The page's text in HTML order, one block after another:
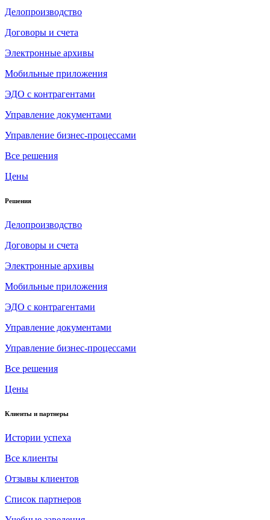
Делопроизводство
Договоры и счета
Электронные архивы
Мобильные приложения
ЭДО с контрагентами
Управление документами
Управление бизнес-процессами
Все решения
Цены
Решения
Делопроизводство
Договоры и счета
Электронные архивы
Мобильные приложения
ЭДО с контрагентами
Управление документами
Управление бизнес-процессами
Все решения
Цены
Клиенты и партнеры
Истории успеха
Все клиенты
Отзывы клиентов
Список партнеров